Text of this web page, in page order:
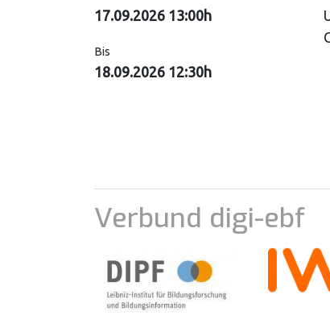
17.09.2026 13:00h
Bis
18.09.2026 12:30h
Verbund digi-ebf